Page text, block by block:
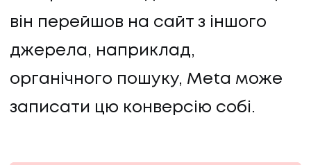
він перейшов на сайт з іншого
джерела, наприклад,
органічного пошуку, Meta може
записати цю конверсію собі.